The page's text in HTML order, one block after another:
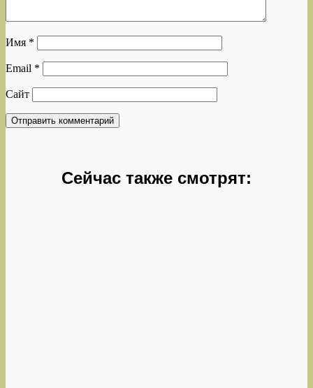
Имя *
Email *
Сайт
Сейчас также смотрят: